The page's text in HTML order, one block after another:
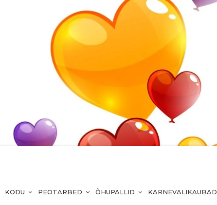
KODU PEOTARBED ÕHUPALLID KARNEVALIKAUBAD